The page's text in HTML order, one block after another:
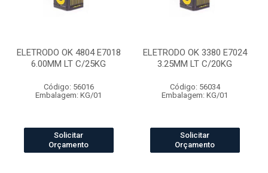
ELETRODO OK 4804 E7018
6.00MM LT C/25KG
Código: 56016
Embalagem: KG/01
Solicitar
Orçamento
ELETRODO OK 3380 E7024
3.25MM LT C/20KG
Código: 56034
Embalagem: KG/01
Solicitar
Orçamento